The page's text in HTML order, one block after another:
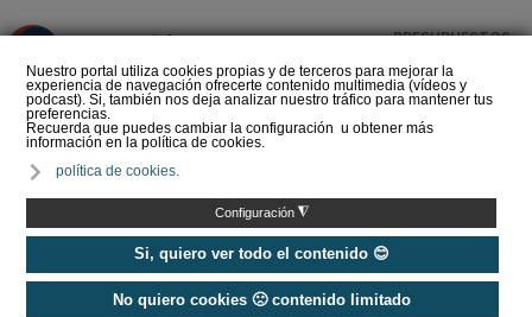
Nuestro portal utiliza cookies propias y de terceros para mejorar la
experiencia de navegación ofrecerte contenido multimedia (vídeos y
podcast). Si, también nos deja analizar nuestro tráfico para mantener tus
preferencias.
Recuerda que puedes cambiar la configuración u obtener más
información en la política de cookies.
política de cookies.
Configuración ◮
Si, quiero ver todo el contenido 😊
No quiero cookies 🙁 contenido limitado
PRESUPUESTOS
del Amperio (Episodio 3)
Etiquetas / consorcio passivhaus